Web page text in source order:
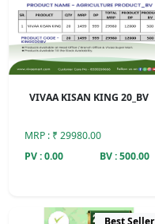
VIVAA KISAN KING 20_BV
MRP : ₹ 29980.00
PV : 0.00
BV : 500.00
Best Seller